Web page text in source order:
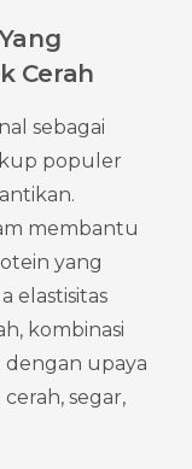
Cerah
sebagai
populer
membantu
yang
elastisitas
kombinasi
dengan upaya
segar,